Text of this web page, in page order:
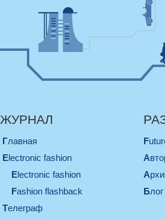
ЖУРНАЛ
Главная
electronic fashion
electronic fashion
Fashion flashback
телеграф
Блог